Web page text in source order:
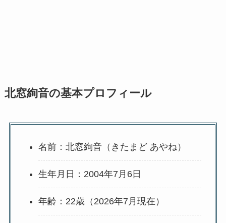
北窓絢音の基本プロフィール
名前：北窓絢音（きたまど あやね）
生年月日：2004年7月6日
年齢：22歳（2026年7月現在）